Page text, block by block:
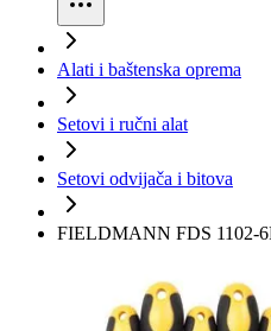
Alati i baštenska oprema
Setovi i ručni alat
Setovi odvijača i bitova
FIELDMANN FDS 1102-